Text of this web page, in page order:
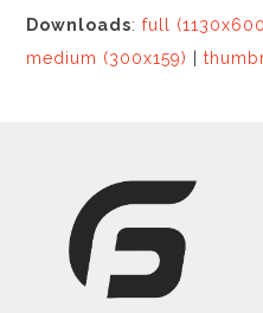
Downloads:full
medium (300x159)
|